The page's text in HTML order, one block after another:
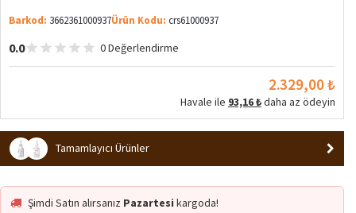
Barkod: 3662361000937Ürün Kodu: crs61000937
0.0 0 Değerlendirme
2.329,00 ₺
Havale ile 93,16 ₺daha az ödeyin
Tamamlayıcı Ürünler
Şimdi Satın alırsanız Pazartesi kargoda!